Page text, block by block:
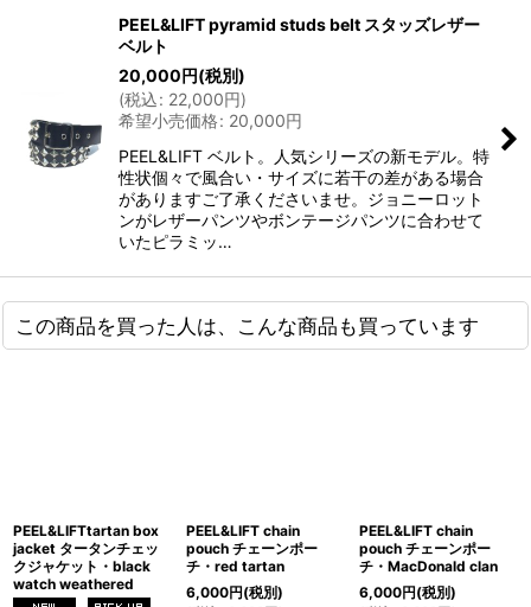
PEEL&LIFT pyramid studs belt スタッズレザー
ベルト
20,000円(税別)
(税込: 22,000円)
希望小売価格: 20,000円
PEEL&LIFT ベルト。人気シリーズの新モデル。特
性状個々で風合い・サイズに若干の差がある場合
がありますご了承くださいませ。ジョニーロット
ンがレザーパンツやボンテージパンツに合わせて
いたピラミッ…
この商品を買った人は、こんな商品も買っています
PEEL&LIFTtartan box
jacket タータンチェッ
クジャケット・black
watch weathered
PEEL&LIFT chain
pouch チェーンポー
チ・red tartan
6,000円(税別)
PEEL&LIFT chain
pouch チェーンポー
チ・MacDonald clan
6,000円(税別)